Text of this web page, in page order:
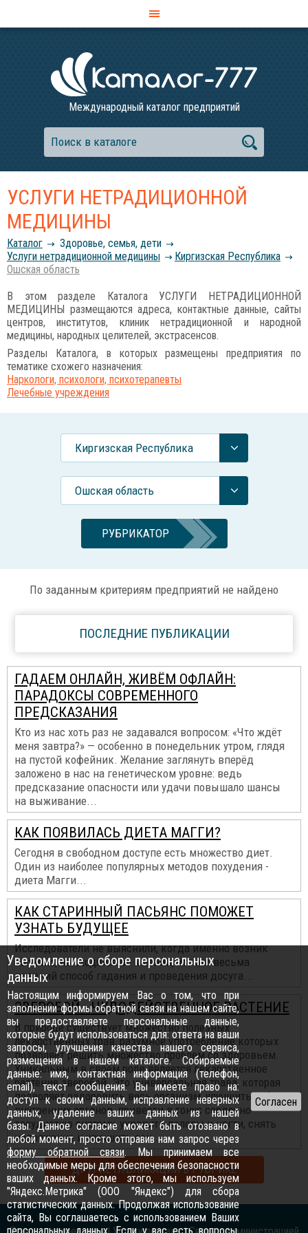
Международный каталог предприятий
УСЛУГИ НЕТРАДИЦИОННОЙ
МЕДИЦИНЫ
Каталог
Здоровье, семья, дети
Услуги нетрадиционной медицины
Киргизская Республика
Ошская область
В этом разделе Каталога УСЛУГИ НЕТРАДИЦИОННОЙ
МЕДИЦИНЫ размещаются адреса, контактные данные, сайты
центров, институтов, клиник нетрадиционной и народной
медицины, народных целителей, экстрасенсов.
Разделы Каталога, в которых размещены предприятия по
тематике схожего назначения:
Наркологи, психологи, психотерапевты
Лечебные учреждения
Киргизская Республика
Ошская область
РУБРИКАТОР
По заданным критериям предприятий не найдено
ПОСЛЕДНИЕ ПУБЛИКАЦИИ
ГАДАЕМ ОНЛАЙН, ЖИВЁМ ОФЛАЙН:
ПАРАДОКСЫ СОВРЕМЕННОГО
ПРЕДСКАЗАНИЯ
Кто из нас хоть раз не задавался вопросом: «Что ждёт
меня завтра?» — особенно в понедельник утром, глядя
на пустой кофейник. Желание заглянуть вперёд
заложено в нас на генетическом уровне: ведь
предсказание опасности или удачи повышало шансы
на выживание...
КАК ПОЯВИЛАСЬ ДИЕТА МАГГИ?
Сегодня в свободном доступе есть множество диет.
Один из наиболее популярных методов похудения -
диета Магги...
КАК СТАРИННЫЙ ПАСЬЯНС ПОМОЖЕТ
УЗНАТЬ БУДУЩЕЕ
Исследователи не выяснили, когда именно возник
пасьянс, но сходятся во мнении, что это весьма
древний способ гадания и проведения досуга...
ЗВЕРОБОЙ - ЧУДОДЕЙСТВЕННОЕ РАСТЕНИЕ
В природе существует множество полезных
лекарственных трав, разумное употребление которых
позволяет решить множество проблем со здоровьем.
Уникальным в своем роде является лекарственное
растение зверобой. Это универсальная трава, которая
позволяет оздоровить весь организм, улучшить работу
внутренних органов, привести в тонус сердечно-
сосудистую систему, укрепить волосы и ногти, снять
напряжение и улучшить сон...
ДРУГИЕ ПУБЛИКАЦИИ В РУБРИКЕ
Уведомление о сборе персональных
данных
Настоящим информируем Вас о том, что при
заполнении формы обратной связи на нашем сайте,
вы предоставляете персональные данные,
которые будут использоваться для: ответа на ваши
запросы, улучшения качества нашего сервиса,
размещения в нашем каталоге. Собираемые
данные: имя, контактная информация (телефон,
email), текст сообщения. Вы имеете право на:
доступ к своим данным, исправление неверных
данных, удаление ваших данных из нашей
базы. Данное согласие может быть отозвано в
любой момент, просто отправив нам запрос через
форму обратной связи. Мы принимаем все
необходимые меры для обеспечения безопасности
ваших данных. Кроме этого, мы используем
"Яндекс.Метрика" (ООО "Яндекс") для сбора
статистических данных. Продолжая использование
сайта, Вы соглашаетесь с использованием Ваших